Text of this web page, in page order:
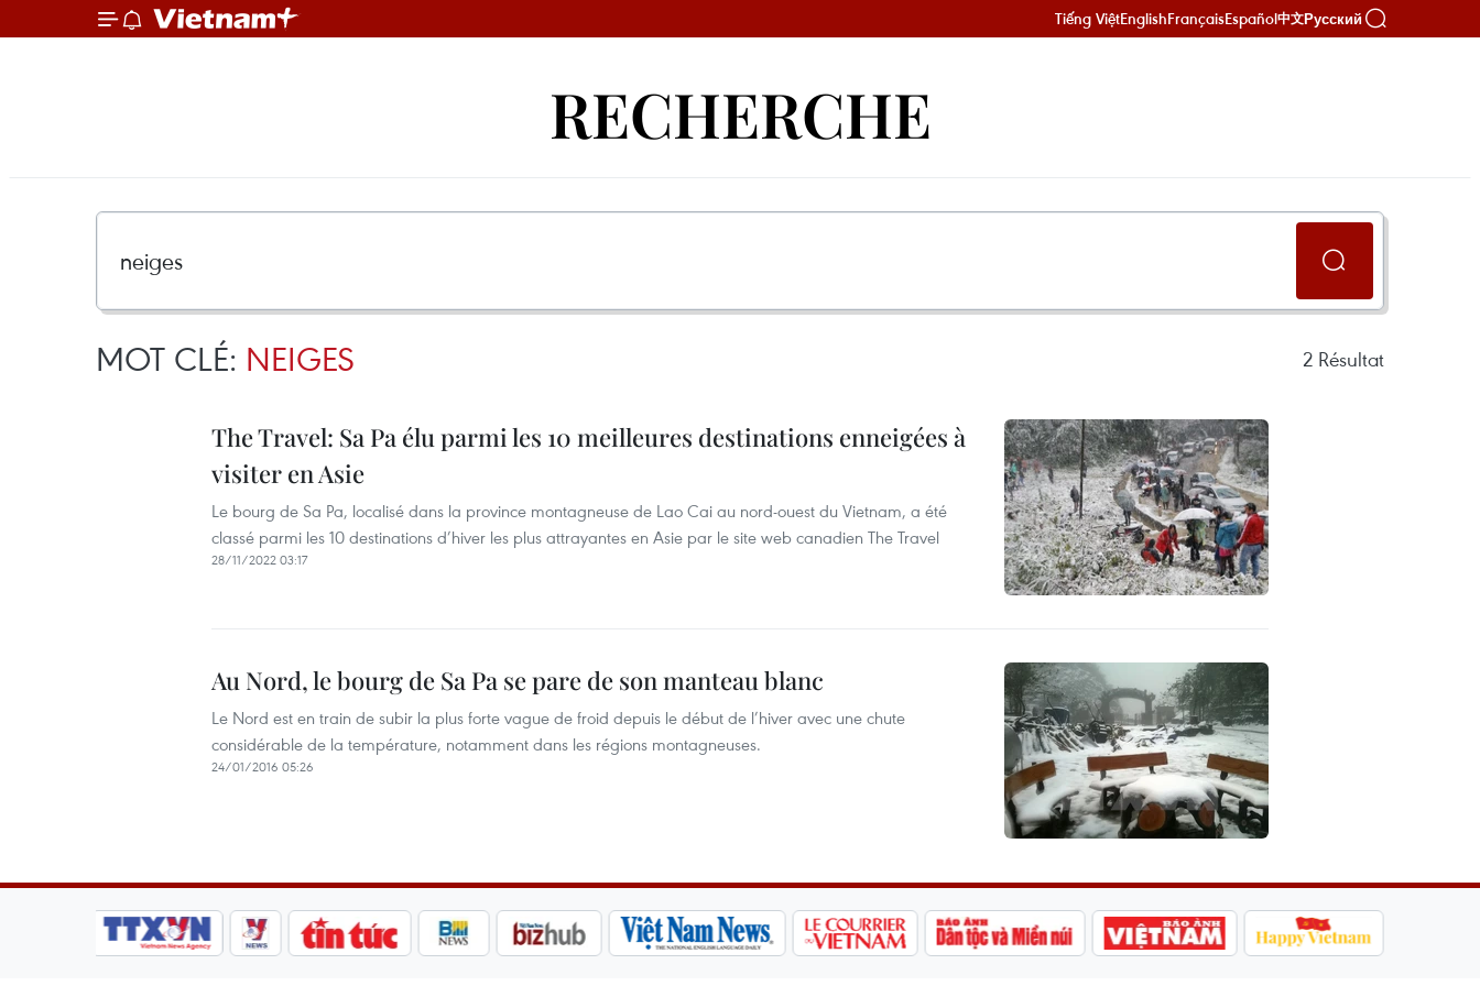
Tiếng ViệtEnglishFrançaisEspañol中文Русский
RECHERCHE
MOT CLÉ: NEIGES 2 Résultat
The Travel: Sa Pa élu parmi les 10 meilleures destinations enneigées à
visiter en Asie
Le bourg de Sa Pa, localisé dans la province montagneuse de Lao Cai au nord-ouest du Vietnam, a été
classé parmi les 10 destinations d’hiver les plus attrayantes en Asie par le site web canadien The Travel
28/11/2022 03:17
Au Nord, le bourg de Sa Pa se pare de son manteau blanc
Le Nord est en train de subir la plus forte vague de froid depuis le début de l’hiver avec une chute
considérable de la température, notamment dans les régions montagneuses.
24/01/2016 05:26